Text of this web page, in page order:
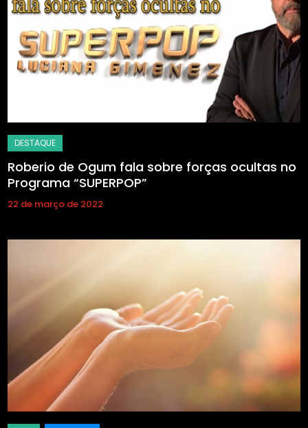
Roberio de Ogum fala sobre forças ocultas no
Programa “SUPERPOP”
22 de março de 2022